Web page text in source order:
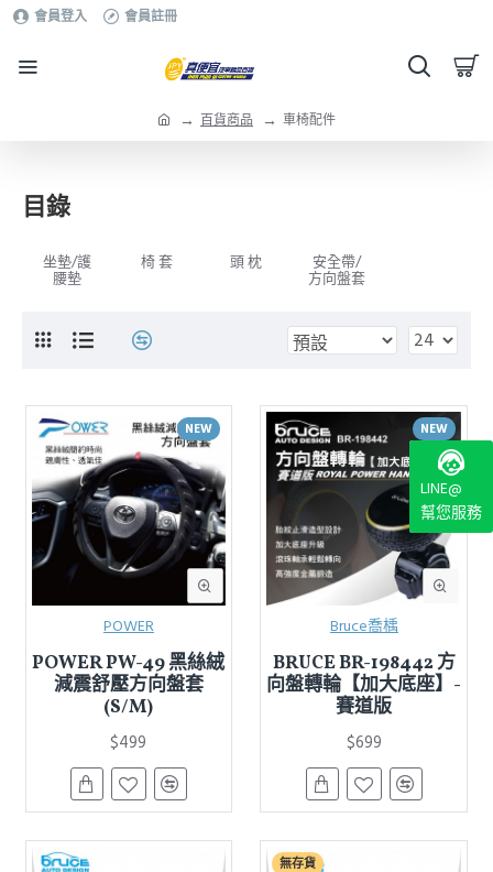
會員登入 會員註冊
百貨商品 車椅配件
目錄
坐墊/護
腰墊
椅 套 頭 枕
安全帶/
方向盤套
NEW
POWER
POWER PW-49 黑絲絨
減震舒壓方向盤套
(S/M)
$499
NEW
Bruce喬楀
BRUCE BR-198442 方
向盤轉輪【加大底座】-
賽道版
$699
無存貨
LINE@
幫您服務